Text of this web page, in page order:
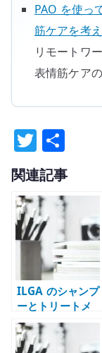
PAO を使っ
筋ケアを考
リモートワ
表情筋ケア
T
w
it
te
r
有
関連記事
ILGA のシャンプ
ーとトリートメ
ント – 洗い上が
りで印象が変わ